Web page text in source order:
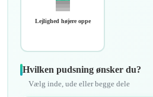
Lejlighed højere oppe
Hvilken pudsning ønsker du?
Vælg inde, ude eller begge dele